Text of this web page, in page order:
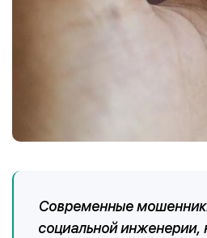
Современные
социальной инженерии,